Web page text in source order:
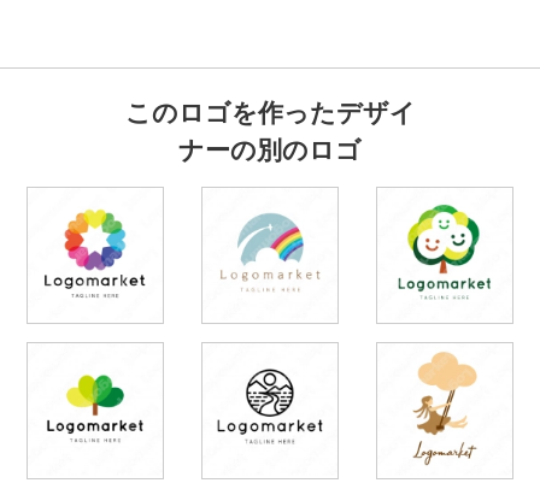
このロゴを作ったデザイ
ナーの別のロゴ